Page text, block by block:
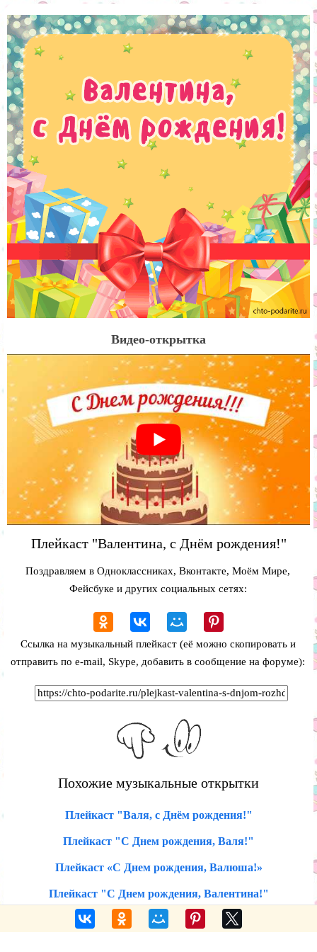
Видео-открытка
Плейкаст "Валентина, с Днём рождения!"
Поздравляем в Одноклассниках, Вконтакте, Моём Мире,
Фейсбуке и других социальных сетях:
Ссылка на музыкальный плейкаст (её можно скопировать и
отправить по e-mail, Skype, добавить в сообщение на форуме):
Похожие музыкальные открытки
Плейкаст "Валя, с Днём рождения!"
Плейкаст "С Днем рождения, Валя!"
Плейкаст «С Днем рождения, Валюша!»
Плейкаст "С Днем рождения, Валентина!"
Голосовые поздравления по именам